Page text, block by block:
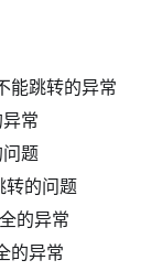
能跳转的异常
常
题
转的问题
的异常
的异常